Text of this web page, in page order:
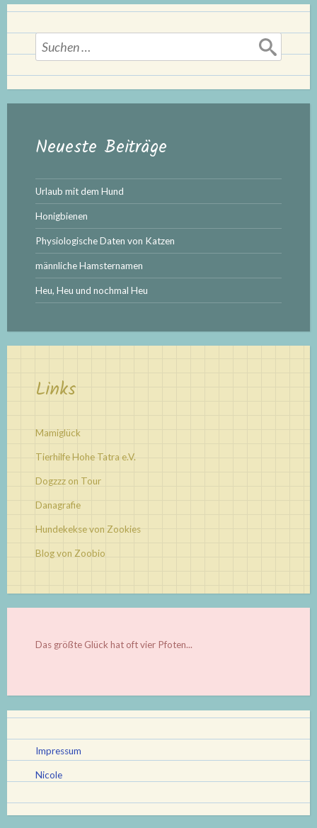
Suchen
nach:
Neueste Beiträge
Urlaub mit dem Hund
Honigbienen
Physiologische Daten von Katzen
männliche Hamsternamen
Heu, Heu und nochmal Heu
Links
Mamiglück
Tierhilfe Hohe Tatra e.V.
Dogzzz on Tour
Danagrafie
Hundekekse von Zookies
Blog von Zoobio
Das größte Glück hat oft vier Pfoten...
Impressum
Nicole